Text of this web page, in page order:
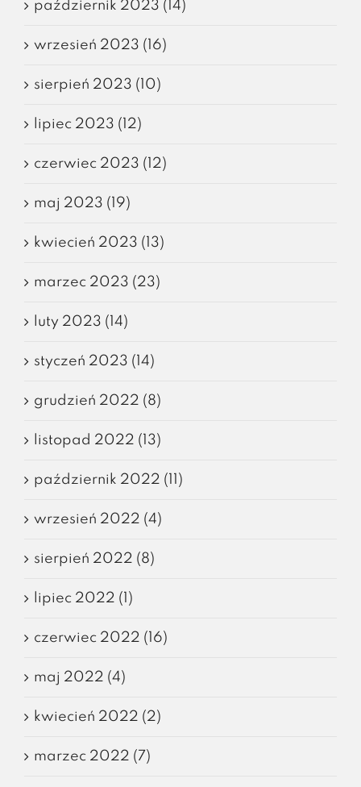
październik 2023 (14)
wrzesień 2023 (16)
sierpień 2023 (10)
lipiec 2023 (12)
czerwiec 2023 (12)
maj 2023 (19)
kwiecień 2023 (13)
marzec 2023 (23)
luty 2023 (14)
styczeń 2023 (14)
grudzień 2022 (8)
listopad 2022 (13)
październik 2022 (11)
wrzesień 2022 (4)
sierpień 2022 (8)
lipiec 2022 (1)
czerwiec 2022 (16)
maj 2022 (4)
kwiecień 2022 (2)
marzec 2022 (7)